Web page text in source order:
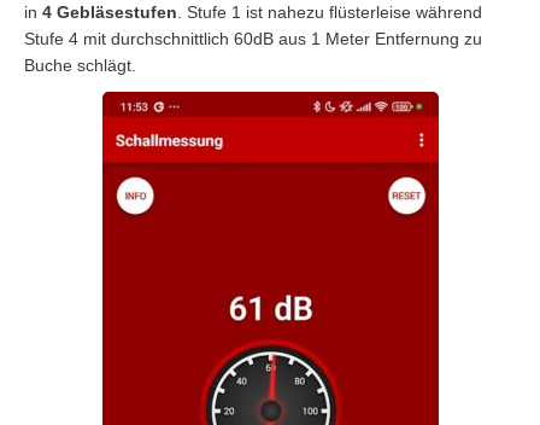
in 4 Gebläsestufen . Stufe 1 ist nahezu flüsterleise während
Stufe 4 mit durchschnittlich 60dB aus 1 Meter Entfernung zu
Buche schlägt.